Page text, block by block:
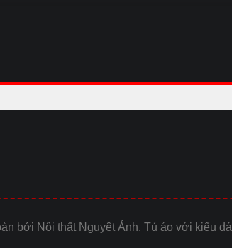
bởi Nội thất Nguyệt Ánh. Tủ áo với kiểu